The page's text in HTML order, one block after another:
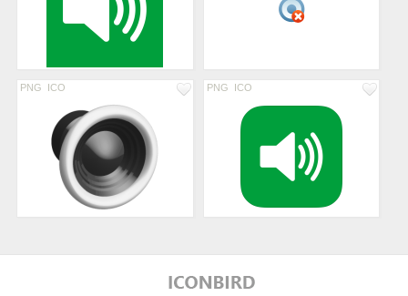
PNG ICO PNG ICO